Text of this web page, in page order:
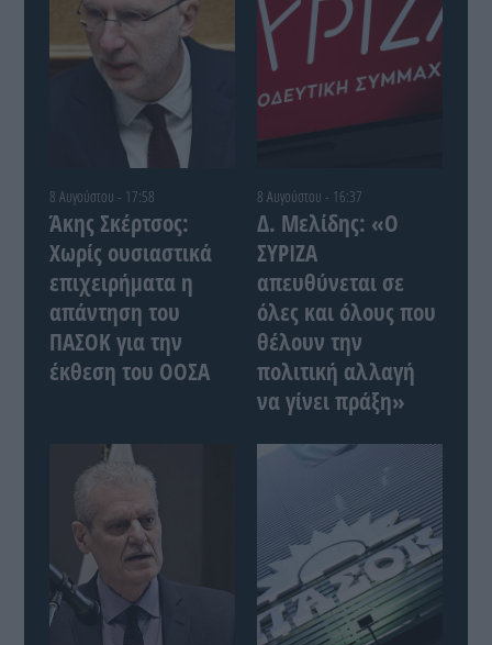
8 Αυγούστου - 17:58
Άκης Σκέρτσος:
Χωρίς ουσιαστικά
επιχειρήματα η
απάντηση του
ΠΑΣΟΚ για την
έκθεση του ΟΟΣΑ
8 Αυγούστου - 16:37
Δ. Μελίδης: «Ο
ΣΥΡΙΖΑ
απευθύνεται σε
όλες και όλους που
θέλουν την
πολιτική αλλαγή
να γίνει πράξη»